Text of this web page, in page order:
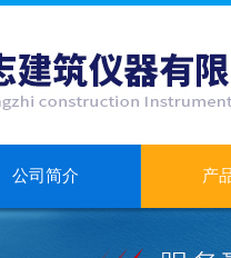
公司简介 产